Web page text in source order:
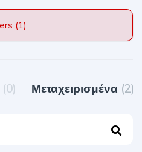
Filters (1)
(0) Μεταχειρισμένα (2)